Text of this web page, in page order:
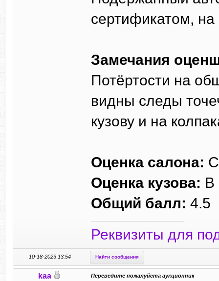
сертификатом,
Замечания
Потёртости на
видны следы
кузову и на
Оценка салона: С
Оценка кузова: B
Общий балл: 4.5
Реквизиты для
10-18-2023 13:54 Найти сообщения
kaa Переведите пожалуйста аукционник